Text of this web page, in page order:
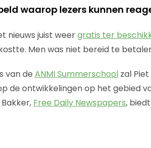
waarop lezers kunnen
nieuws juist weergratis ter
Men was niet bereid te
van de ANMI Summerschoolzal Piet
de ontwikkelingen op het gebied
Free Daily Newspapers,